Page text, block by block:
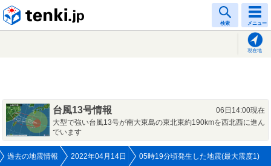
検索 メニュー
現在地
台風13号情報
06日14:00現在
大型で強い台風13号が南大東島の東北東約190kmを西北西に進ん
でいます
過去の地震情報 2022年04月14日 05時19分頃発生した地震(最大震度1)